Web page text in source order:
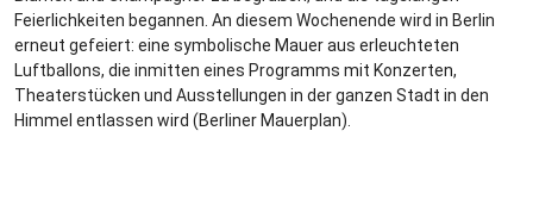
Feierlichkeiten begannen. An diesem Wochenende wird in Berlin
erneut gefeiert: eine symbolische Mauer aus erleuchteten
Luftballons, die inmitten eines Programms mit Konzerten,
Theaterstücken und Ausstellungen in der ganzen Stadt in den
Himmel entlassen wird (Berliner Mauerplan).